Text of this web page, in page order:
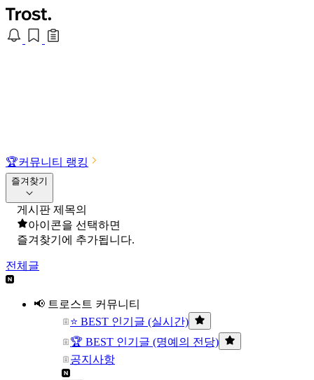
🏆커뮤니티 랭킹
즐겨찾기
게시판 제목의
아이콘을 선택하면
즐겨찾기에 추가됩니다.
전체글
📢 트로스트 커뮤니티
⭐ BEST 인기글 (실시간)
🏆 BEST 인기글 (명예의 전당)
공지사항